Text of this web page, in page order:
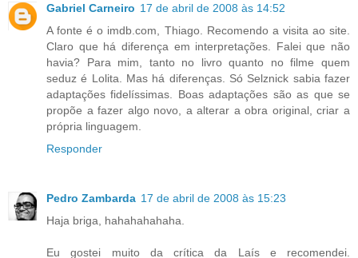
Gabriel Carneiro 17 de abril de 2008 às 14:52
A fonte é o imdb.com, Thiago. Recomendo a visita ao site.
Claro que há diferença em interpretações. Falei que não
havia? Para mim, tanto no livro quanto no filme quem
seduz é Lolita. Mas há diferenças. Só Selznick sabia fazer
adaptações fidelíssimas. Boas adaptações são as que se
propõe a fazer algo novo, a alterar a obra original, criar a
própria linguagem.
Responder
Pedro Zambarda 17 de abril de 2008 às 15:23
Haja briga, hahahahahaha.
Eu gostei muito da crítica da Laís e recomendei.